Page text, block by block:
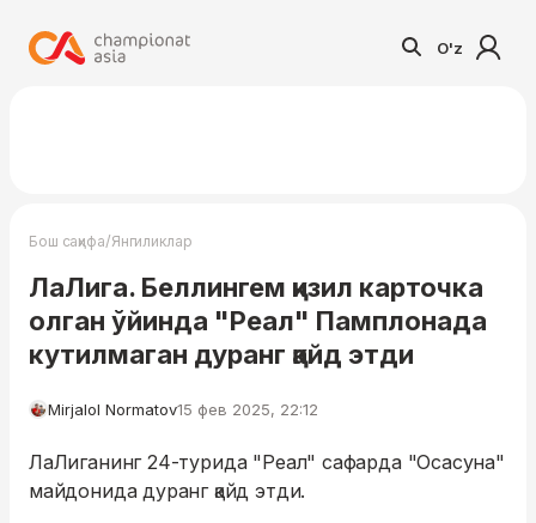
O'z
Бош саҳифа/Янгиликлар
ЛаЛига. Беллингем қизил карточка
олган ўйинда "Реал" Памплонада
кутилмаган дуранг қайд этди
Mirjalol Normatov15 фев 2025, 22:12
ЛаЛиганинг 24-турида "Реал" сафарда "Осасуна"
майдонида дуранг қайд этди.